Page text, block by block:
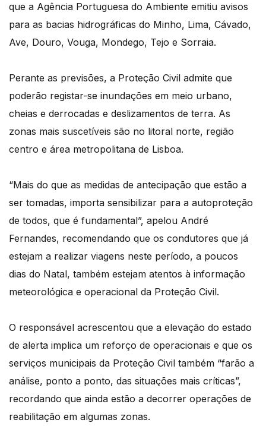
que a Agência Portuguesa do Ambiente emitiu avisos
para as bacias hidrográficas do Minho, Lima, Cávado,
Ave, Douro, Vouga, Mondego, Tejo e Sorraia.​​​​​​​
Perante as previsões, a Proteção Civil admite que
poderão registar-se inundações em meio urbano,
cheias e derrocadas e deslizamentos de terra. As
zonas mais suscetíveis são no litoral norte, região
centro e área metropolitana de Lisboa.​​​​​​​
“Mais do que as medidas de antecipação que estão a
ser tomadas, importa sensibilizar para a autoproteção
de todos, que é fundamental”, apelou André
Fernandes, recomendando que os condutores que já
estejam a realizar viagens neste período, a poucos
dias do Natal, também estejam atentos à informação
meteorológica e operacional da Proteção Civil.
​​​​​​​O responsável acrescentou que a elevação do estado
de alerta implica um reforço de operacionais e que os
serviços municipais da Proteção Civil também “farão a
análise, ponto a ponto, das situações mais críticas”,
recordando que ainda estão a decorrer operações de
reabilitação em algumas zonas.